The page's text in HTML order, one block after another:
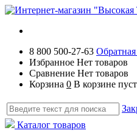
8 800 500-27-63 Обратная
Избранное Нет товаров
Сравнение Нет товаров
Корзина 0 В корзине
Каталог товаров